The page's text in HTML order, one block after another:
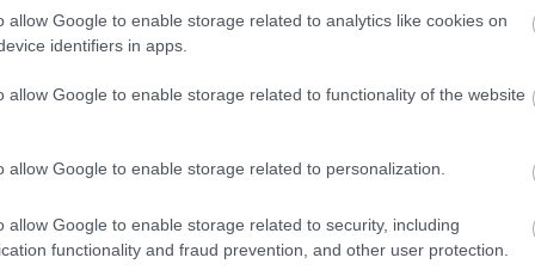
allow Google to enable storage related to analytics like cookies on
identifiers in apps.
allow Google to enable storage related to functionality of the website
allow Google to enable storage related to personalization.
allow Google to enable storage related to security, including
functionality and fraud prevention, and other user protection.
és sós vízben főzzük puhára.
Én azt szeretem, ha szép piros színe lesz.
egy teáskanál cukrot, ízlés szerint sót,
tegyünk a céklás tormához, hogy
a boltban kapható bármilyen tormakrémet
üvegből kaparjuk a tormát egy láboskába,